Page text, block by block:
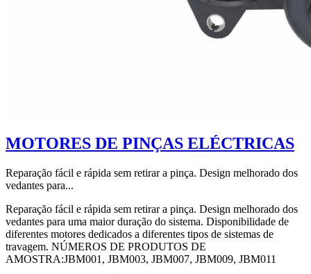
MOTORES DE PINÇAS ELÉCTRICAS
Reparação fácil e rápida sem retirar a pinça. Design melhorado dos
vedantes para...
Reparação fácil e rápida sem retirar a pinça. Design melhorado dos
vedantes para uma maior duração do sistema. Disponibilidade de
diferentes motores dedicados a diferentes tipos de sistemas de
travagem. NÚMEROS DE PRODUTOS DE
AMOSTRA:JBM001, JBM003, JBM007, JBM009, JBM011